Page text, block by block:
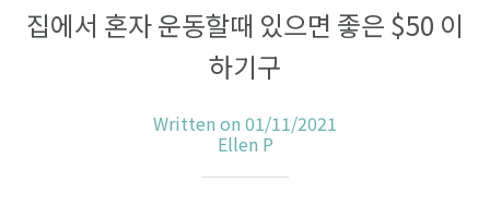
집에서 혼자 운동할때 있으면 좋은 $50 이
하기구
Written on 01/11/2021
Ellen P